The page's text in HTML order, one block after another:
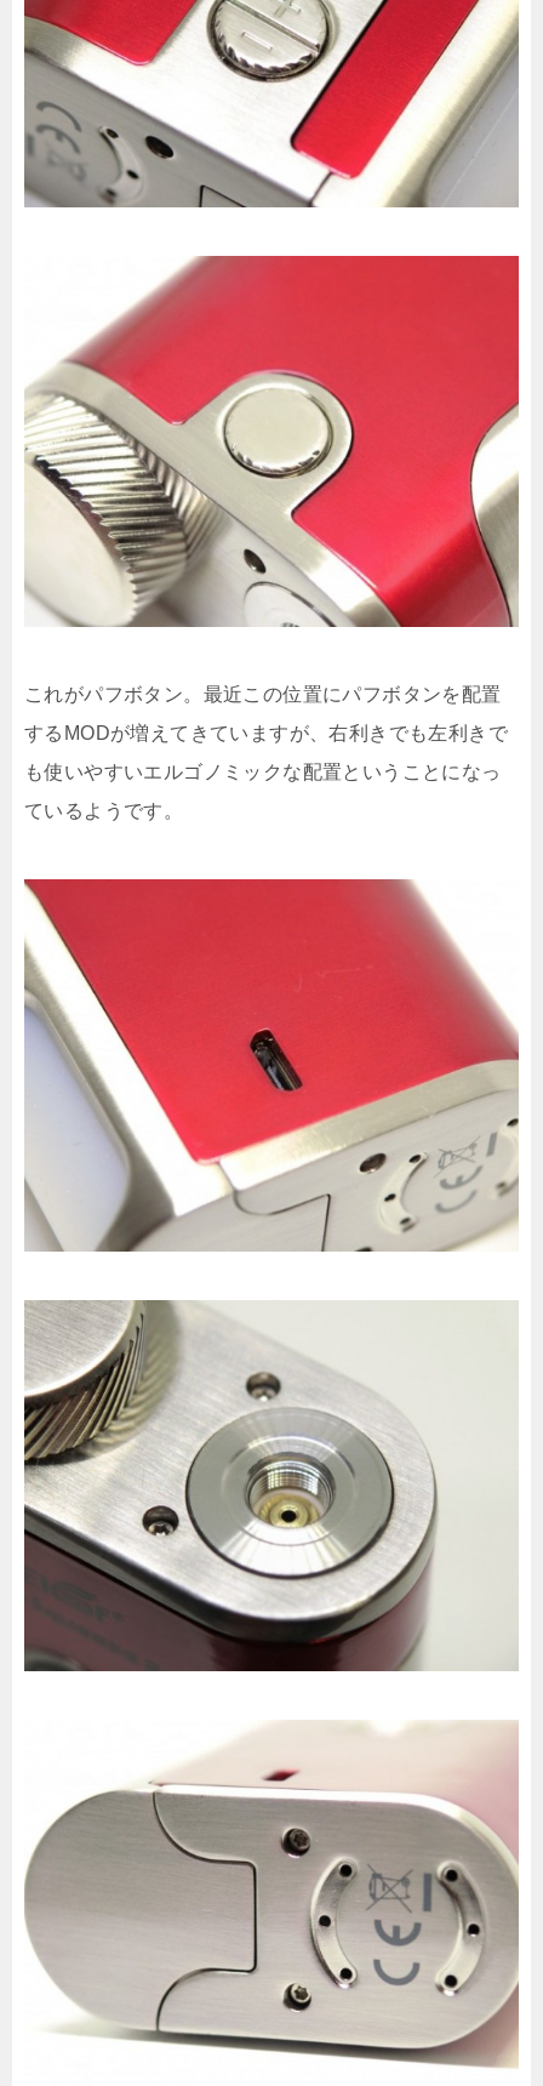
これがパフボタン。最近この位置にパフボタンを配置
するMODが増えてきていますが、右利きでも左利きで
も使いやすいエルゴノミックな配置ということになっ
ているようです。